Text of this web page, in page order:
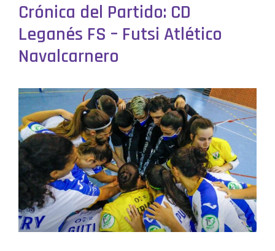
Crónica del Partido: CD
Leganés FS – Futsi Atlético
Navalcarnero